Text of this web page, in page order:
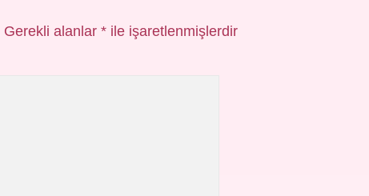
Gerekli alanlar *ile işaretlenmişlerdir